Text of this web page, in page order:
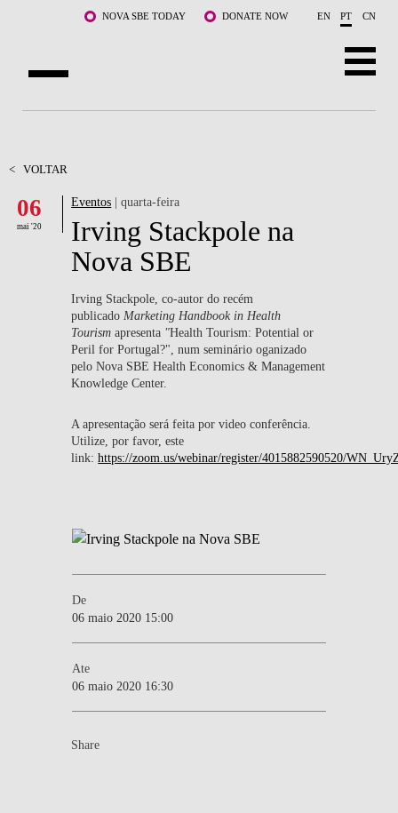
Saltar para o conteúdo principalNOVA SBE TODAY DONATE NOW EN PT CN
DOCENTES E INVESTIGAÇÃO
COMUNIDADE
WHAT'S HAPPENING
< VOLTAR
06
mai '20
Eventos | quarta-feira
Irving Stackpole na
Nova SBE
Irving Stackpole, co-autor do recém
publicado Marketing Handbook in Health
Tourismapresenta "Health Tourism: Potential or
Peril for Portugal?", num seminário oganizado
pelo Nova SBE Health Economics & Management
Knowledge Center.
A apresentação será feita por video conferência.
Utilize, por favor, este
link:https://zoom.us/webinar/register/4015882590520/
De
06 maio 2020 15:00
Ate
06 maio 2020 16:30
Share